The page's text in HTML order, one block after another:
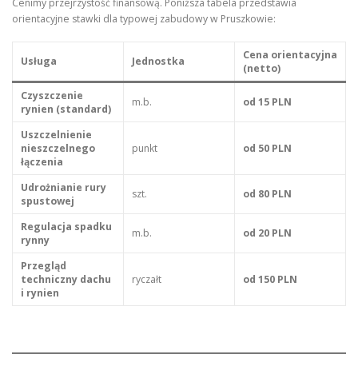
orientacyjne stawki dla typowej zabudowy w Pruszkowie:
Usługa Jednostka
Cena orientacyjna
(netto)
Czyszczenie
rynien (standard)
m.b. od 15 PLN
Uszczelnienie
nieszczelnego
łączenia
punkt od 50 PLN
Udrożnianie rury
spustowej
szt. od 80 PLN
Regulacja spadku
rynny
m.b. od 20 PLN
Przegląd
techniczny dachu
i rynien
ryczałt od 150 PLN